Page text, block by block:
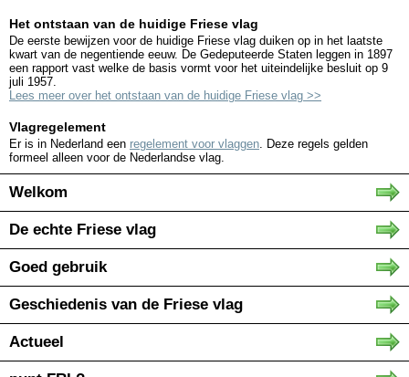
Het ontstaan van de huidige Friese vlag
De eerste bewijzen voor de huidige Friese vlag duiken op in het laatste
kwart van de negentiende eeuw. De Gedeputeerde Staten leggen in 1897
een rapport vast welke de basis vormt voor het uiteindelijke besluit op 9
juli 1957.
Lees meer over het ontstaan van de huidige Friese vlag >>
Vlagregelement
Er is in Nederland een regelement voor vlaggen. Deze regels gelden
formeel alleen voor de Nederlandse vlag.
Welkom
De echte Friese vlag
Goed gebruik
Geschiedenis van de Friese vlag
Actueel